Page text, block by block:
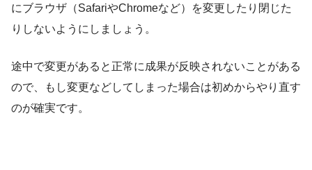
にブラウザ（SafariやChromeなど）を変更したり閉じた
りしないようにしましょう。
途中で変更があると正常に成果が反映されないことがある
ので、もし変更などしてしまった場合は初めからやり直す
のが確実です。